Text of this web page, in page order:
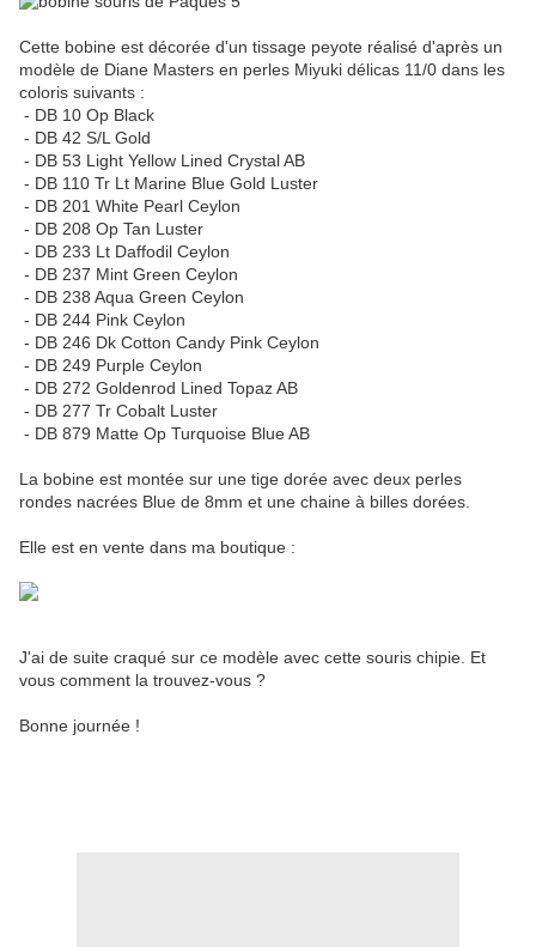
Cette bobine est décorée d'un tissage peyote réalisé d'après un
modèle de Diane Masters en perles Miyuki délicas 11/0 dans les
coloris suivants :
- DB 10 Op Black
- DB 42 S/L Gold
- DB 53 Light Yellow Lined Crystal AB
- DB 110 Tr Lt Marine Blue Gold Luster
- DB 201 White Pearl Ceylon
- DB 208 Op Tan Luster
- DB 233 Lt Daffodil Ceylon
- DB 237 Mint Green Ceylon
- DB 238 Aqua Green Ceylon
- DB 244 Pink Ceylon
- DB 246 Dk Cotton Candy Pink Ceylon
- DB 249 Purple Ceylon
- DB 272 Goldenrod Lined Topaz AB
- DB 277 Tr Cobalt Luster
- DB 879 Matte Op Turquoise Blue AB
La bobine est montée sur une tige dorée avec deux perles
rondes nacrées Blue de 8mm et une chaine à billes dorées.
Elle est en vente dans ma boutique :
J'ai de suite craqué sur ce modèle avec cette souris chipie. Et
vous comment la trouvez-vous ?
Bonne journée !